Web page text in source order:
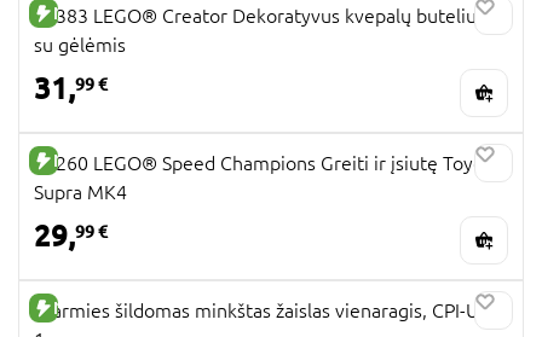
NAUJA PREKĖ
31383 LEGO® Creator Dekoratyvus kvepalų buteliukas
su gėlėmis
31,99 €
NAUJA PREKĖ
77260 LEGO® Speed Champions Greiti ir įsiutę Toyota
Supra MK4
29,99 €
NAUJA PREKĖ
Warmies šildomas minkštas žaislas vienaragis, CPI-UNI-